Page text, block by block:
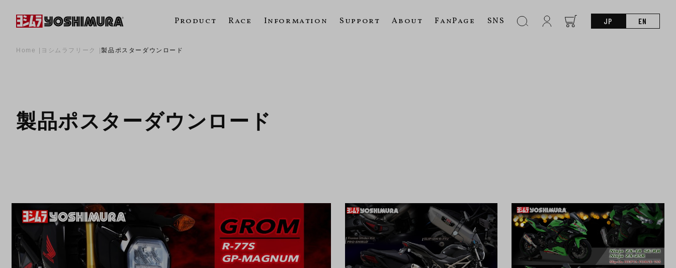
Product Race Information Support About FanPage SNS JP EN
Home ヨシムラフリーク 製品ポスターダウンロード
製品ポスターダウンロード